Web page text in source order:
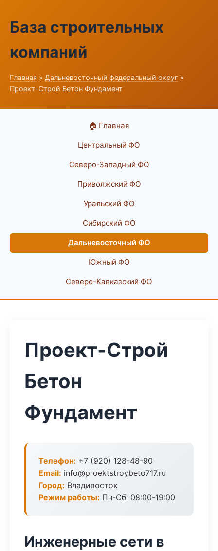
База строительных
компаний
Главная » Дальневосточный федеральный округ »
Проект-Строй Бетон Фундамент
🏠 Главная
Центральный ФО
Северо-Западный ФО
Приволжский ФО
Уральский ФО
Сибирский ФО
Дальневосточный ФО
Южный ФО
Северо-Кавказский ФО
Проект-Строй
Бетон
Фундамент
Телефон: +7 (920) 128-48-90
Email: info@proektstroybeto717.ru
Город: Владивосток
Режим работы: Пн-Сб: 08:00-19:00
Инженерные сети в